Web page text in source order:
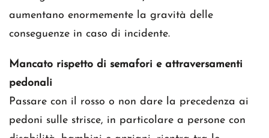
aumentano enormemente la gravità delle
conseguenze in caso di incidente.
Mancato rispetto di semafori e attraversamenti
pedonali
Passare con il rosso o non dare la precedenza ai
pedoni sulle strisce, in particolare a persone con